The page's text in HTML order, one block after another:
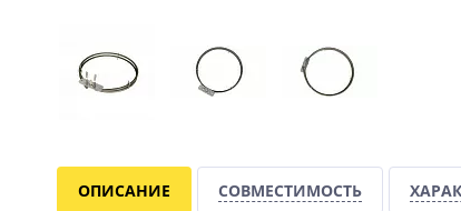
ОПИСАНИЕ СОВМЕСТИМОСТЬ